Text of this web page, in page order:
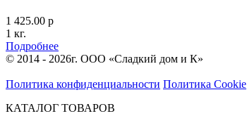
1 425.00 р
1 кг.
Подробнее
© 2014 - 2026г. ООО «Сладкий дом и К»
Политика конфиденциальности Политика Cookie
КАТАЛОГ ТОВАРОВ